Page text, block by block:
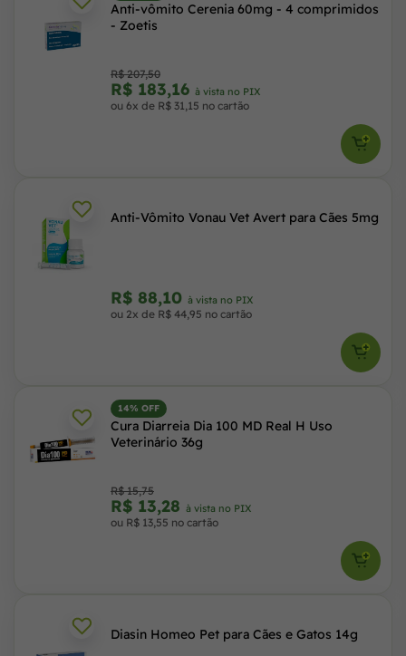
Anti-vômito Cerenia 60mg - 4 comprimidos
- Zoetis
R$ 207,50
R$ 183,16 à vista no PIX
ou 6x de R$ 31,15 no cartão
Anti-Vômito Vonau Vet Avert para Cães 5mg
R$ 88,10 à vista no PIX
ou 2x de R$ 44,95 no cartão
14% OFF
Cura Diarreia Dia 100 MD Real H Uso
Veterinário 36g
R$ 15,75
R$ 13,28 à vista no PIX
ou R$ 13,55 no cartão
Diasin Homeo Pet para Cães e Gatos 14g